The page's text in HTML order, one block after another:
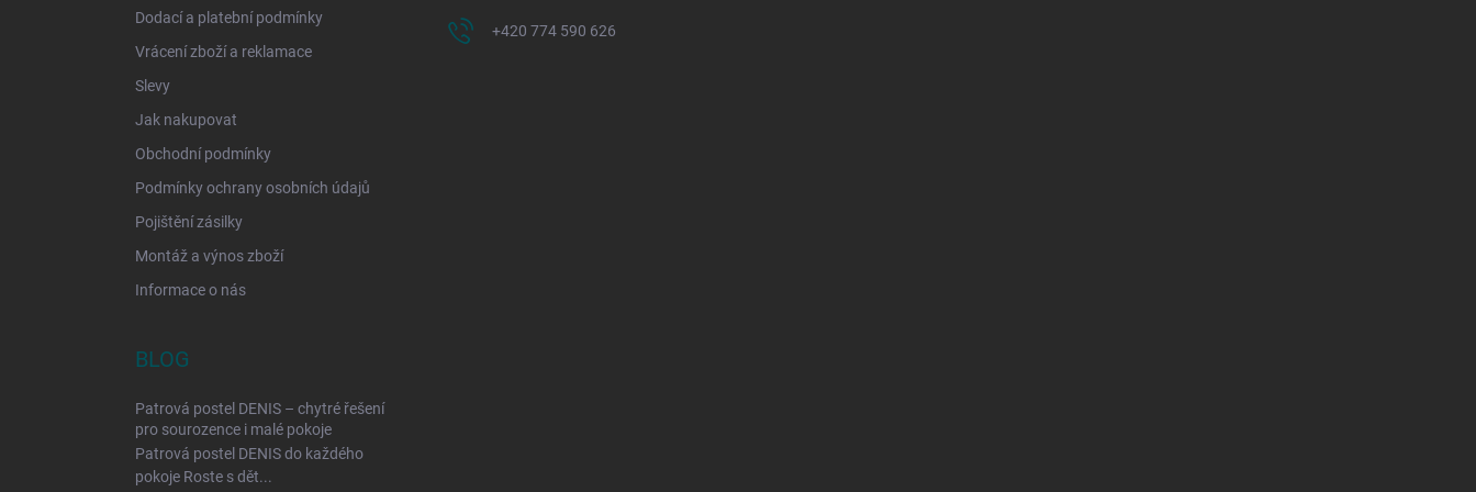
Dodací a platební podmínky
Vrácení zboží a reklamace
Slevy
Jak nakupovat
Obchodní podmínky
Podmínky ochrany osobních údajů
Pojištění zásilky
Montáž a výnos zboží
Informace o nás
+420 774 590 626
BLOG
Patrová postel DENIS – chytré řešení
pro sourozence i malé pokoje
Patrová postel DENIS do každého
pokoje Roste s dět...